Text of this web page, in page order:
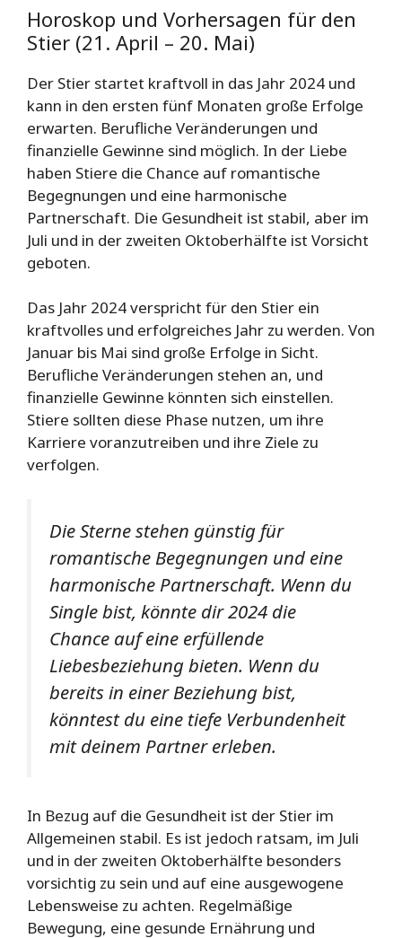
Horoskop und Vorhersagen für den
Stier (21. April – 20. Mai)
Der Stier startet kraftvoll in das Jahr 2024 und
kann in den ersten fünf Monaten große Erfolge
erwarten. Berufliche Veränderungen und
finanzielle Gewinne sind möglich. In der Liebe
haben Stiere die Chance auf romantische
Begegnungen und eine harmonische
Partnerschaft. Die Gesundheit ist stabil, aber im
Juli und in der zweiten Oktoberhälfte ist Vorsicht
geboten.
Das Jahr 2024 verspricht für den Stier ein
kraftvolles und erfolgreiches Jahr zu werden. Von
Januar bis Mai sind große Erfolge in Sicht.
Berufliche Veränderungen stehen an, und
finanzielle Gewinne könnten sich einstellen.
Stiere sollten diese Phase nutzen, um ihre
Karriere voranzutreiben und ihre Ziele zu
verfolgen.
Die Sterne stehen günstig für
romantische Begegnungen und eine
harmonische Partnerschaft. Wenn du
Single bist, könnte dir 2024 die
Chance auf eine erfüllende
Liebesbeziehung bieten. Wenn du
bereits in einer Beziehung bist,
könntest du eine tiefe Verbundenheit
mit deinem Partner erleben.
In Bezug auf die Gesundheit ist der Stier im
Allgemeinen stabil. Es ist jedoch ratsam, im Juli
und in der zweiten Oktoberhälfte besonders
vorsichtig zu sein und auf eine ausgewogene
Lebensweise zu achten. Regelmäßige
Bewegung, eine gesunde Ernährung und